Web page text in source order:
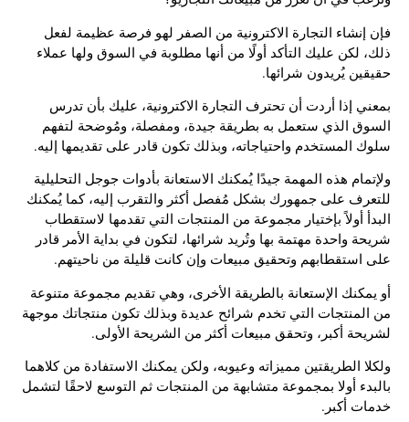
فإن إنشاء التجارة الاكترونية من الصفر لهو فرصة عظيمة لفعل
ذلك، لكن عليك التأكد أولًا من أنها مطلوبة في السوق ولها عملاء
حقيقين يُريدون شرائها.
بمعني إذا أردت أن تحترف التجارة الاكترونية، عليك بأن تدرس
السوق الذي ستعمل به بطريقة جيدة، ومفصلة، ومُوضحة لتفهم
سلوك المستخدم واحتياجاته، وبذلك تكون قادر على تقديمها إليه.
ولإتمام هذه المهمة جيدًا يُمكنك الاستعانة بأدوات جوجل التحليلية
للتعرف على جمهورك بشكل مُفصل أكثر والتقرب إليه، كما يُمكنك
البدأ أولاً بإختيار مجموعة من المنتجات التي تقدمها لاستقطاب
شريحة واحدة مهتمة بها وتُريد شرائها، لتكون في بداية الأمر قادر
على استقطابهم وتحقيق مبيعات وإن كانت قليلة من ناحيتهم.
أو يمكنك الإستعانة بالطريقة الأخرى، وهي تقديم مجموعة متنوعة
من المنتجات التي تخدم شرائح عديدة وبذلك تكون منتجاتك موجهة
لشريحة أكبر، وتحقق مبيعات أكثر من الشريحة الأولى.
ولكلا الطريقتين مميزاته وعيوبه، ولكن يمكنك الاستفادة من كلاهما
بالبدء أولا بمجموعة متشابهة من المنتجات ثم التوسع لاحقًا لتشمل
خدمات أكبر.